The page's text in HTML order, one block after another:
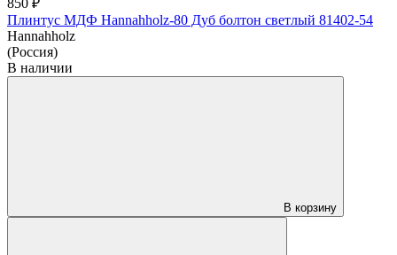
Плинтус МДФ Hannahholz-80 Дуб болтон светлый 81402-54
Hannahholz
(Россия)
В наличии
В корзину